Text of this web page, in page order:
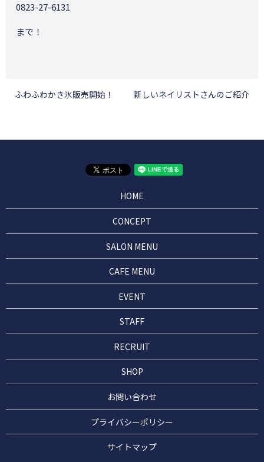
0823-27-6131
まで！
ふわふわかき氷販売開始！ 新しいネイリストさんのご紹介
HOME
CONCEPT
SALON MENU
CAFE MENU
EVENT
STAFF
RECRUIT
SHOP
お問い合わせ
プライバシーポリシー
サイトマップ